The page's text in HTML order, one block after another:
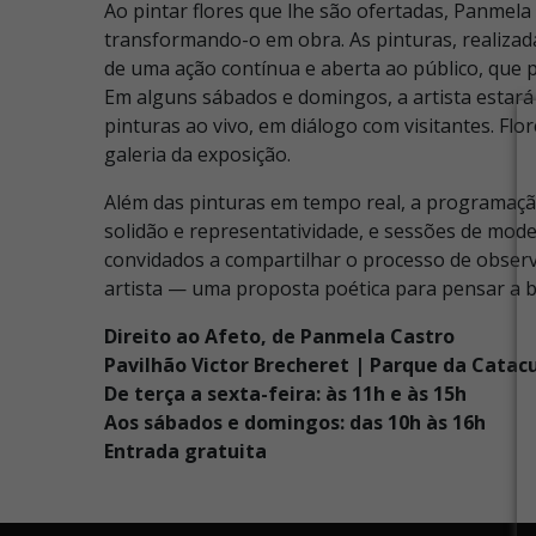
Ao pintar flores que lhe são ofertadas,
transformando-o em obra. As pinturas,
de uma ação contínua e aberta ao público,
Em alguns sábados e domingos, a artista
pinturas ao vivo, em diálogo com visitantes.
galeria da exposição.
Além das pinturas em tempo real, a
solidão e representatividade, e sessões de
convidados a compartilhar o processo de
artista — uma proposta poética para pensar a
Direito ao Afeto, de Panmela Castro
Pavilhão Victor Brecheret | Parque da
De terça a sexta-feira: às 11h e às 15h
Aos sábados e domingos: das 10h às 16h
Entrada gratuita